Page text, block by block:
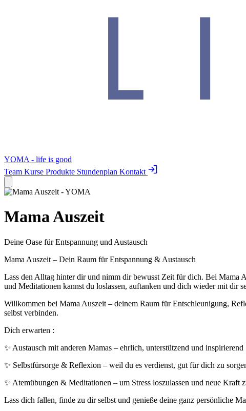
YOMA - life is good
Team Kurse Produkte Stundenplan Kontakt
Mama Auszeit
Deine Oase für Entspannung und Austausch
Mama Auszeit – Dein Raum für Entspannung & Austausch
Lass den Alltag hinter dir und nimm dir bewusst Zeit für dich. Bei Mama
und Meditationen kannst du loslassen, auftanken und dich wieder mit dir
Willkommen bei Mama Auszeit – deinem Raum für Entschleunigung,
selbst verbinden.
Dich erwarten :
✨ Austausch mit anderen Mamas – ehrlich, unterstützend und inspirierend
✨ Selbstfürsorge & Reflexion – weil du es verdienst, gut für dich zu
✨ Atemübungen & Meditationen – um Stress loszulassen und neue Kraft
Lass dich fallen, finde zu dir selbst und genieße deine ganz persönliche